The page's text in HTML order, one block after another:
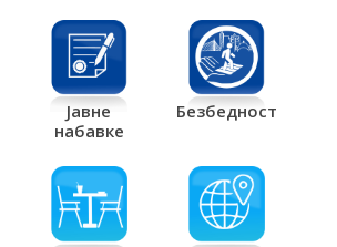
Јавне
набавке
Безбедност